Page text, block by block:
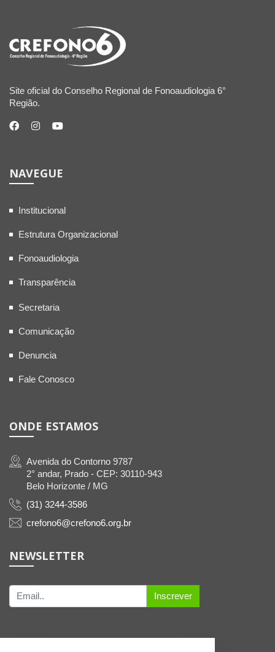
Site oficial do Conselho Regional de Fonoaudiologia 6°
Região.
NAVEGUE
Institucional
Estrutura Organizacional
Fonoaudiologia
Transparência
Secretaria
Comunicação
Denuncia
Fale Conosco
ONDE ESTAMOS
Avenida do Contorno 9787
2° andar, Prado - CEP: 30110-943
Belo Horizonte / MG
(31) 3244-3586
crefono6@crefono6.org.br
NEWSLETTER
Inscrever